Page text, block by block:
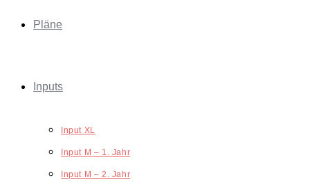
Pläne
Inputs
Input XL
Input M – 1. Jahr
Input M – 2. Jahr